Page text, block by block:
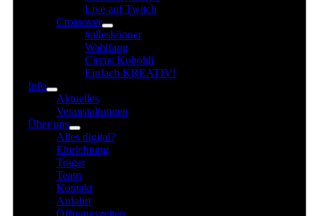
Live auf Twitch
Crossover
#alleskönner
Wahlfang
Circus Koboldi
Einfach KREATIV!
Info
Aktuelles
Veranstaltungen
Über uns
Alles digital?
Einrichtung
Träger
Team
Kontakt
Anfahrt
Öffnungszeiten